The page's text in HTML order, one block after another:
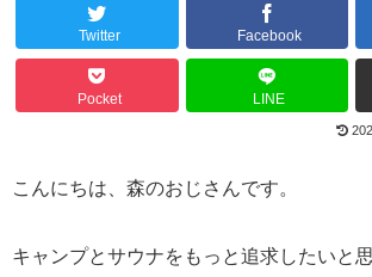
Twitter Facebook
Pocket LINE
こんにちは、森のおじさんです。
キャンプとサウナをもっと追求したいと